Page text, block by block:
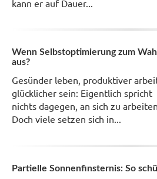
kann er auf Dauer...
Wenn Selbstoptimierung zum
aus?
Gesünder leben, produktiver
glücklicher sein: Eigentlich spricht
nichts dagegen, an sich zu
Doch viele setzen sich in...
Partielle Sonnenfinsternis: So